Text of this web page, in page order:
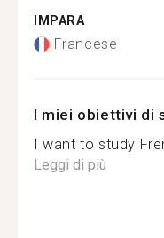
IMPARA
Francese
I miei obiettivi di
I want to study
Leggi di più